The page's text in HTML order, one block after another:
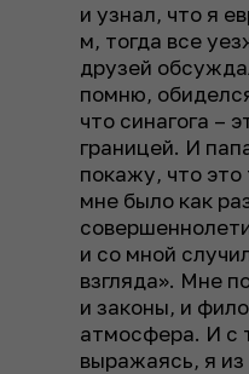
и узнал, что я
м, тогда все
друзей
помню,
что синагога –
границей. И
покажу, что
мне было как
и со мной
взгляда». Мне
и законы, и
атмосфера. И с
выражаясь, я из